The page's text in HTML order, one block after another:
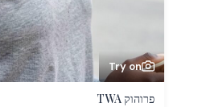
Try on
פרוהוק TWA